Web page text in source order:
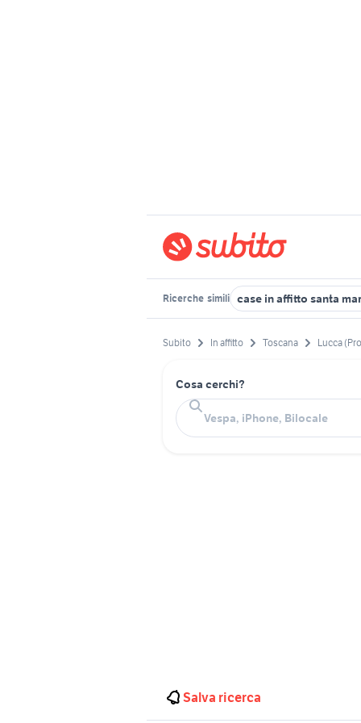
Ricerche simili case in affitto santa
Subito In affitto Toscana Lucca
Cosa cerchi?
Salva ricerca